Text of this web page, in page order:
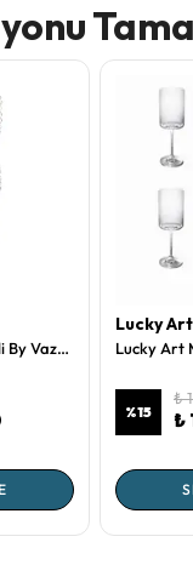
Lucky Art Sedef Delikli By Vazo 48 Cm
Lucky Art
%15
₺
₺